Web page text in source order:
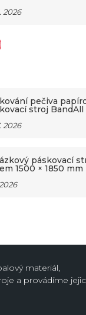
2026
pečiva
stroj BandAll
2026
páskovací
1500 × 1850 mm
materiál,
a provádíme